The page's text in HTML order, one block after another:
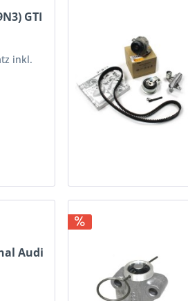
GTI
inkl.
Audi